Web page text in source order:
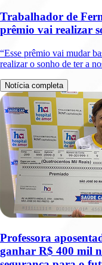
Trabalhador de
prêmio vai realizar
“Esse prêmio vai mudar
realizar o sonho de ter a
Notícia completa
Professora
ganhar R$ 400 mil